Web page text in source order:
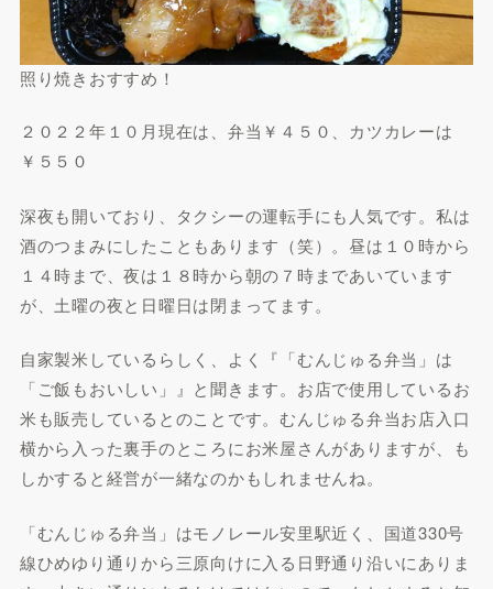
照り焼きおすすめ！
２０２２年１０月現在は、弁当￥４５０、カツカレーは
￥５５０
深夜も開いており、タクシーの運転手にも人気です。私は
酒のつまみにしたこともあります（笑）。昼は１０時から
１４時まで、夜は１８時から朝の７時まであいています
が、土曜の夜と日曜日は閉まってます。
自家製米しているらしく、よく『「むんじゅる弁当」は
「ご飯もおいしい」』と聞きます。お店で使用しているお
米も販売しているとのことです。むんじゅる弁当お店入口
横から入った裏手のところにお米屋さんがありますが、も
しかすると経営が一緒なのかもしれませんね。
「むんじゅる弁当」はモノレール安里駅近く、国道330号
線ひめゆり通りから三原向けに入る日野通り沿いにありま